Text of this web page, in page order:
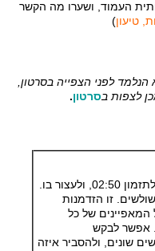
העמוד, ושערו מה הקשר
טיעון)
לפני הצפייה בסרטון,
לצפות בסרטון.
לאחר הצפייה בסרטון אנו ממליצים לחזור לתזמון 02:50, ולעצור בו.
זו הזדמנות
המאפיינים של כל
אפשר לבקש
שונים, ולהסביר איזה